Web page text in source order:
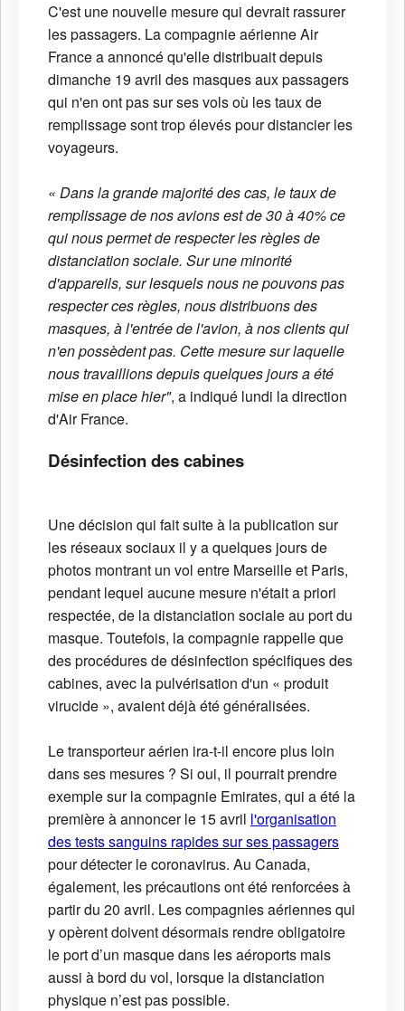
C'est une nouvelle mesure qui devrait rassurer
les passagers. La compagnie aérienne Air
France a annoncé qu'elle distribuait depuis
dimanche 19 avril des masques aux passagers
qui n'en ont pas sur ses vols où les taux de
remplissage sont trop élevés pour distancier les
voyageurs.
« Dans la grande majorité des cas, le taux de
remplissage de nos avions est de 30 à 40% ce
qui nous permet de respecter les règles de
distanciation sociale. Sur une minorité
d'appareils, sur lesquels nous ne pouvons pas
respecter ces règles, nous distribuons des
masques, à l'entrée de l'avion, à nos clients qui
n'en possèdent pas. Cette mesure sur laquelle
nous travaillions depuis quelques jours a été
mise en place hier", a indiqué lundi la direction
d'Air France.
Désinfection des cabines
Une décision qui fait suite à la publication sur
les réseaux sociaux il y a quelques jours de
photos montrant un vol entre Marseille et Paris,
pendant lequel aucune mesure n'était a priori
respectée, de la distanciation sociale au port du
masque. Toutefois, la compagnie rappelle que
des procédures de désinfection spécifiques des
cabines, avec la pulvérisation d'un « produit
virucide », avaient déjà été généralisées.
Le transporteur aérien ira-t-il encore plus loin
dans ses mesures ? Si oui, il pourrait prendre
exemple sur la compagnie Emirates, qui a été la
première à annoncer le 15 avril l'organisation
des tests sanguins rapides sur ses passagers
pour détecter le coronavirus. Au Canada,
également, les précautions ont été renforcées à
partir du 20 avril. Les compagnies aériennes qui
y opèrent doivent désormais rendre obligatoire
le port d’un masque dans les aéroports mais
aussi à bord du vol, lorsque la distanciation
physique n’est pas possible.